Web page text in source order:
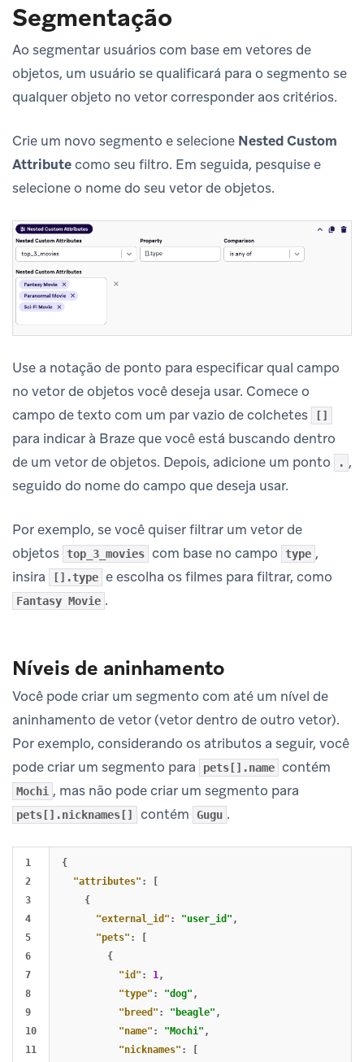
Segmentação
Ao segmentar usuários com base em vetores de
objetos, um usuário se qualificará para o segmento se
qualquer objeto no vetor corresponder aos critérios.
Crie um novo segmento e selecione Nested Custom
Attributecomo seu filtro. Em seguida, pesquise e
selecione o nome do seu vetor de objetos.
Use a notação de ponto para especificar qual campo
no vetor de objetos você deseja usar. Comece o
campo de texto com um par vazio de colchetes
[]
para indicar à Braze que você está buscando dentro
de um vetor de objetos. Depois, adicione um ponto
. ,
seguido do nome do campo que deseja usar.
Por exemplo, se você quiser filtrar um vetor de
objetos top_3_movies com base no campo type ,
insira
[].type e escolha os filmes para filtrar, como
Fantasy Movie .
Níveis de aninhamento
Você pode criar um segmento com até um nível de
aninhamento de vetor (vetor dentro de outro vetor).
Por exemplo, considerando os atributos a seguir, você
pode criar um segmento para
pets[].name contém
Mochi , mas não pode criar um segmento para
pets[].nicknames[] contém Gugu .
1
2
3
4
5
6
7
8
9
10
11
{
"attributes" :
{
"external_id" : "user_id" ,
"pets" :
{
"id" : 1,
"type" : "dog" ,
"breed" : "beagle" ,
"name" : "Mochi" ,
"nicknames" :